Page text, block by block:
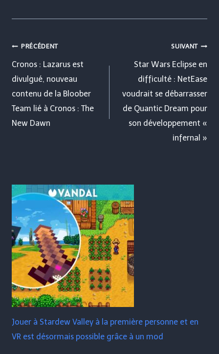
Navigation
de
l’article
PRÉCÉDENT
Cronos : Lazarus est
divulgué, nouveau
contenu de la Bloober
Team lié à Cronos : The
New Dawn
SUIVANT
Star Wars Eclipse en
difficulté : NetEase
voudrait se débarrasser
de Quantic Dream pour
son développement «
infernal »
Jouer à Stardew Valley à la première personne et en
VR est désormais possible grâce à un mod